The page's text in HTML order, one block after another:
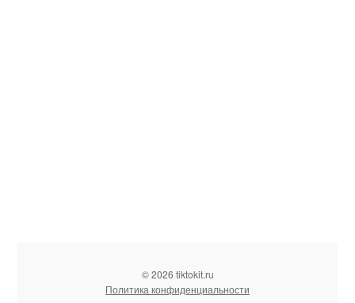
© 2026 tiktokit.ru
Политика конфиденциальности